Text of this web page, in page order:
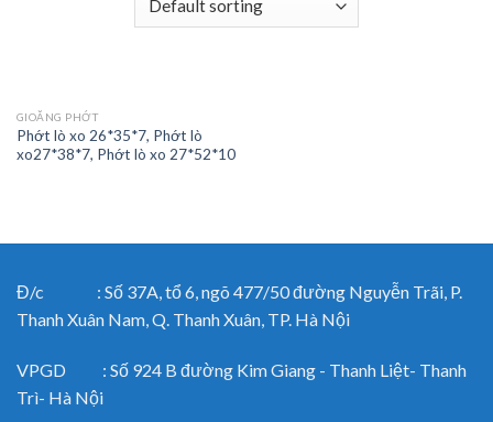
GIOĂNG PHỚT
Phớt lò xo 26*35*7, Phớt lò
xo27*38*7, Phớt lò xo 27*52*10
Đ/c : Số 37A, tổ 6, ngõ 477/50 đường Nguyễn Trãi, P.
Thanh Xuân Nam, Q. Thanh Xuân, TP. Hà Nội
VPGD : Số 924 B đường Kim Giang - Thanh Liệt- Thanh
Trì- Hà Nội